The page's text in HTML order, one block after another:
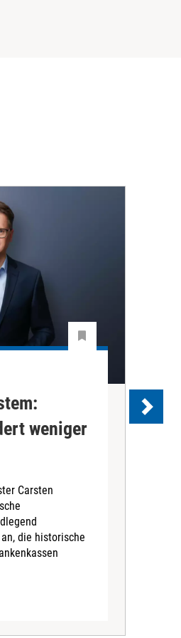
weniger
Carsten
die historische